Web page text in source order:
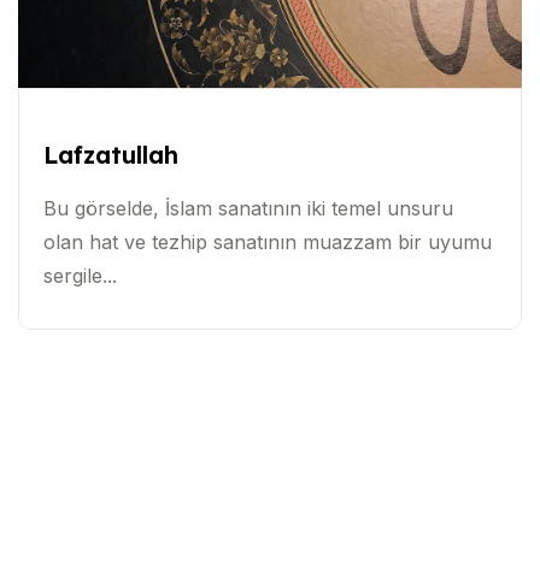
Lafzatullah
Bu görselde, İslam sanatının iki temel unsuru
olan hat ve tezhip sanatının muazzam bir uyumu
sergile...